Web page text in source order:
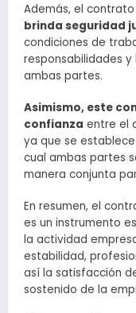
Además, el
brinda seguridad
condiciones de
responsabilidades
ambas partes.
Asimismo, este
confianza entre el
ya que se
cual ambas partes
manera conjunta
En resumen, el
es un instrumento
la actividad
estabilidad,
así la satisfacción
sostenido de la